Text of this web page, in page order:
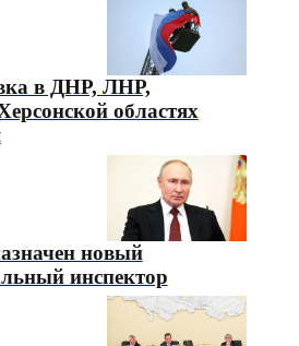
в ДНР, ЛНР,
областях
новый
инспектор